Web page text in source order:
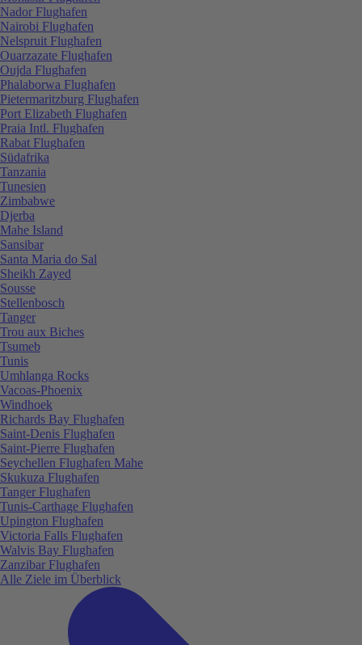
Nador Flughafen
Nairobi Flughafen
Nelspruit Flughafen
Ouarzazate Flughafen
Oujda Flughafen
Phalaborwa Flughafen
Pietermaritzburg Flughafen
Port Elizabeth Flughafen
Praia Intl. Flughafen
Rabat Flughafen
Südafrika
Tanzania
Tunesien
Zimbabwe
Djerba
Mahe Island
Sansibar
Santa Maria do Sal
Sheikh Zayed
Sousse
Stellenbosch
Tanger
Trou aux Biches
Tsumeb
Tunis
Umhlanga Rocks
Vacoas-Phoenix
Windhoek
Richards Bay Flughafen
Saint-Denis Flughafen
Saint-Pierre Flughafen
Seychellen Flughafen Mahe
Skukuza Flughafen
Tanger Flughafen
Tunis-Carthage Flughafen
Upington Flughafen
Victoria Falls Flughafen
Walvis Bay Flughafen
Zanzibar Flughafen
Alle Ziele im Überblick